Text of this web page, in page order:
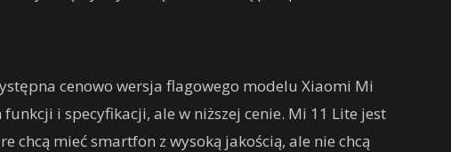
cenowo wersja flagowego modelu Xiaomi Mi
i specyfikacji, ale w niższej cenie. Mi 11 Lite jest
chcą mieć smartfon z wysoką jakością, ale nie chcą